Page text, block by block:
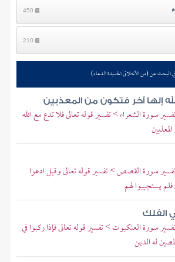
450
210
في البحث عن (من الأخلاق الحميدة الدعاء)
إلها آخر فتكون من المعذبين
سورة الشعراء > تفسير قوله تعالى فلا تدع مع الله
سورة القصص > تفسير قوله تعالى وقيل ادعوا
يستجيبوا لهم
الفلك
سورة العنكبوت > تفسير قوله تعالى فإذا ركبوا في
له الدين